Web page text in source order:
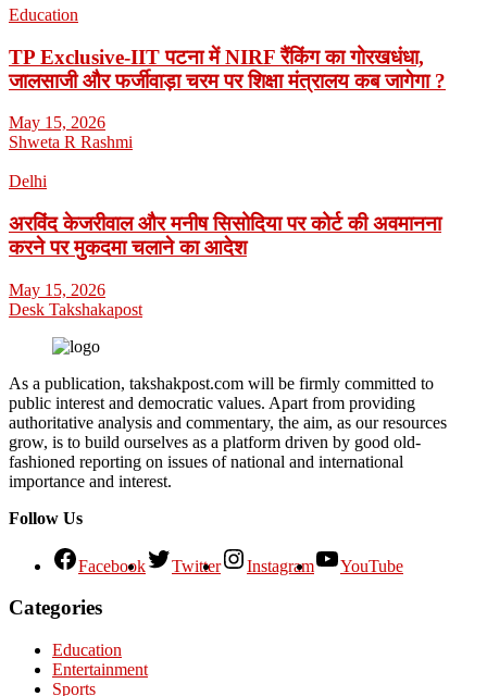
Education
TP Exclusive-IIT पटना में NIRF रैंकिंग का गोरखधंधा,
जालसाजी और फर्जीवाड़ा चरम पर शिक्षा मंत्रालय कब जागेगा ?
May 15, 2026
Shweta R Rashmi
Delhi
अरविंद केजरीवाल और मनीष सिसोदिया पर कोर्ट की अवमानना
करने पर मुकदमा चलाने का आदेश
May 15, 2026
Desk Takshakapost
As a publication, takshakpost.com will be firmly committed to
public interest and democratic values. Apart from providing
authoritative analysis and commentary, the aim, as our resources
grow, is to build ourselves as a platform driven by good old-
fashioned reporting on issues of national and international
importance and interest.
Follow Us
Facebook Twitter Instagram YouTube
Categories
Education
Entertainment
Sports